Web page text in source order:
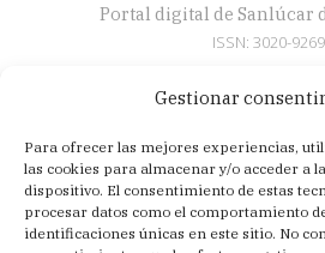
Gestionar
Para ofrecer las mejores experiencias,
las cookies para almacenar y/o acceder a
dispositivo. El consentimiento de estas
procesar datos como el comportamiento
identificaciones únicas en este sitio. No
Portal digital de Sanlúcar
ISSN: 3020-9269
Artículos
Semana Santa
Nosotros